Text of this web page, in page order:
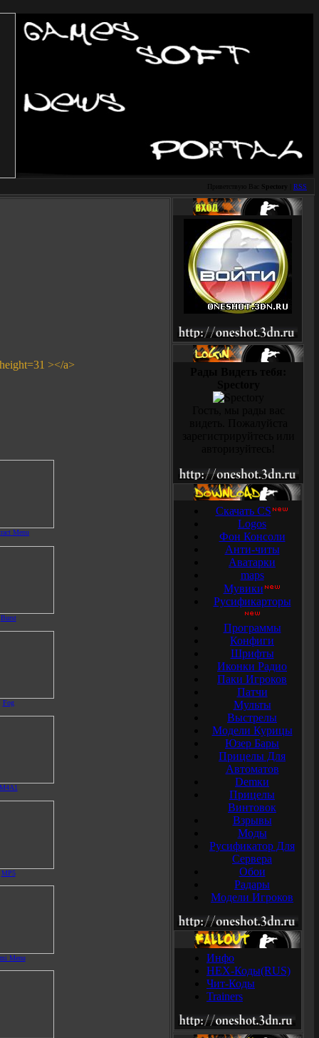
Приветствую Вас Spectory RSS
></a>
Menu
Burst
Fog
M4A1
MP5
Menu
Скачать CS
Logos
Фон Консоли
Анти-читы
Аватарки
maps
Мувики
Русификарторы
Программы
Конфиги
Шрифты
Иконки Радио
Паки Игроков
Патчи
Мульты
Выстрелы
Модели Курицы
Юзер Бары
Прицелы Для
Автоматов
Demки
Прицелы
Винтовок
Взрывы
Моды
Русификатор Для
Сервера
Обои
Радары
Модели Игроков
Инфо
HEX-Коды(RUS)
Чит-Коды
Trainers